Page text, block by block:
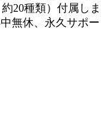
20種類）付属しま
無休、永久サポー